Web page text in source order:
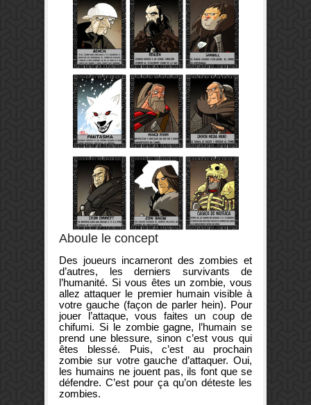
Aboule le concept
Des joueurs incarneront des zombies et
d’autres, les derniers survivants de
l’humanité. Si vous êtes un zombie, vous
allez attaquer le premier humain visible à
votre gauche (façon de parler hein). Pour
jouer l’attaque, vous faites un coup de
chifumi. Si le zombie gagne, l’humain se
prend une blessure, sinon c’est vous qui
êtes blessé. Puis, c’est au prochain
zombie sur votre gauche d’attaquer. Oui,
les humains ne jouent pas, ils font que se
défendre. C’est pour ça qu’on déteste les
zombies.